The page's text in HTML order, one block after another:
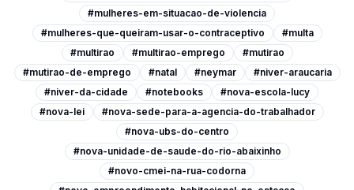
#mulheres-em-situacao-de-violencia
#mulheres-que-queiram-usar-o-contraceptivo
#multa
#multirao
#multirao-emprego
#mutirao
#mutirao-de-emprego
#natal #neymar
#niver-araucaria
#niver-da-cidade
#notebooks
#nova-escola-lucy
#nova-lei
#nova-sede-para-a-agencia-do-trabalhador
#nova-ubs-do-centro
#nova-unidade-de-saude-do-rio-abaixinho
#novo-cmei-na-rua-codorna